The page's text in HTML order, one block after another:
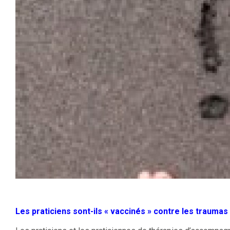
Les praticiens sont-ils « vaccinés » contre les traumas